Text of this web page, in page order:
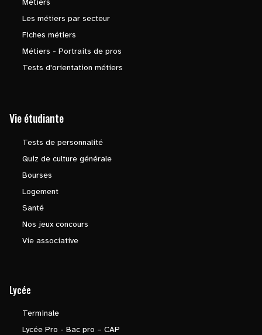
Métiers
Les métiers par secteur
Fiches métiers
Métiers - Portraits de pros
Tests d'orientation métiers
Vie étudiante
Tests de personnalité
Quiz de culture générale
Bourses
Logement
Santé
Nos jeux concours
Vie associative
Lycée
Terminale
Lycée Pro - Bac pro – CAP